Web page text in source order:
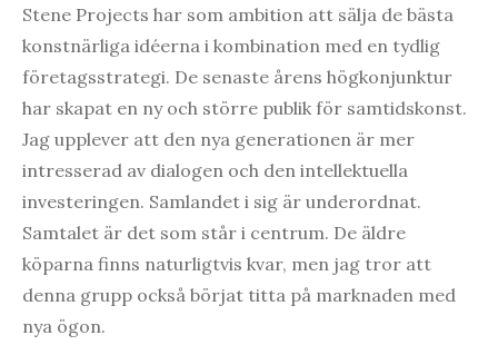
Stene Projects har som ambition att sälja de bästa
konstnärliga idéerna i kombination med en tydlig
företagsstrategi. De senaste årens högkonjunktur
har skapat en ny och större publik för samtidskonst.
Jag upplever att den nya generationen är mer
intresserad av dialogen och den intellektuella
investeringen. Samlandet i sig är underordnat.
Samtalet är det som står i centrum. De äldre
köparna finns naturligtvis kvar, men jag tror att
denna grupp också börjat titta på marknaden med
nya ögon.